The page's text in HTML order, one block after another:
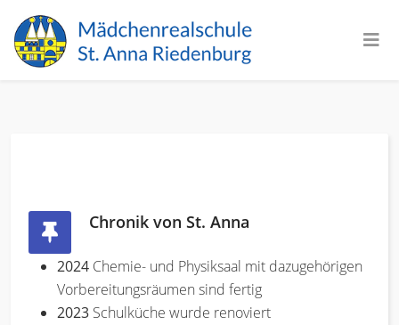
Chronik von St. Anna
2024 Chemie- und Physiksaal mit dazugehörigen
Vorbereitungsräumen sind fertig
2023 Schulküche wurde renoviert